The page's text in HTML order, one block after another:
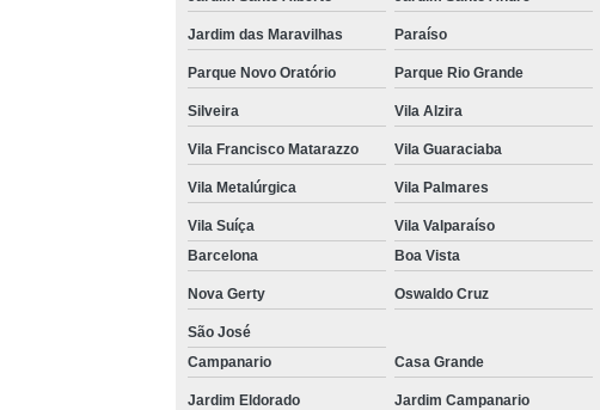
Jardim das Maravilhas Paraíso
Parque Novo Oratório Parque Rio Grande
Silveira Vila Alzira
Vila Francisco Matarazzo Vila Guaraciaba
Vila Metalúrgica Vila Palmares
Vila Suíça Vila Valparaíso
Barcelona
Boa Vista
Nova Gerty Oswaldo Cruz
São José
Campanario
Casa Grande
Jardim Eldorado Jardim Campanario